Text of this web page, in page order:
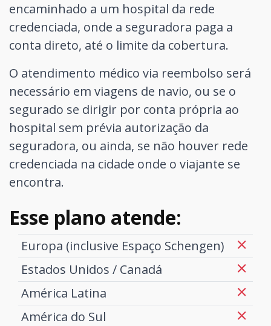
encaminhado a um hospital da rede
credenciada, onde a seguradora paga a
conta direto, até o limite da cobertura.
O atendimento médico via reembolso será
necessário em viagens de navio, ou se o
segurado se dirigir por conta própria ao
hospital sem prévia autorização da
seguradora, ou ainda, se não houver rede
credenciada na cidade onde o viajante se
encontra.
Esse plano atende:
Europa (inclusive Espaço Schengen)
Estados Unidos / Canadá
América Latina
América do Sul